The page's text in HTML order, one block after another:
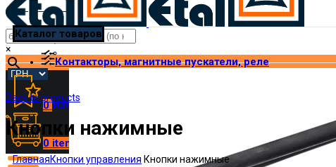
pmp@etal.ua
×
0Избранное
0 items
Каталог товаров
Контакторы, магнитные пускатели, реле
Back to products
Кнопки нажимные
ГлавнаяКнопки управления Кнопки нажимные